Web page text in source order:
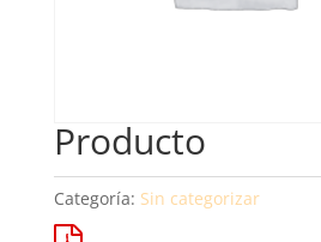
Producto
Categoría: Sin categorizar